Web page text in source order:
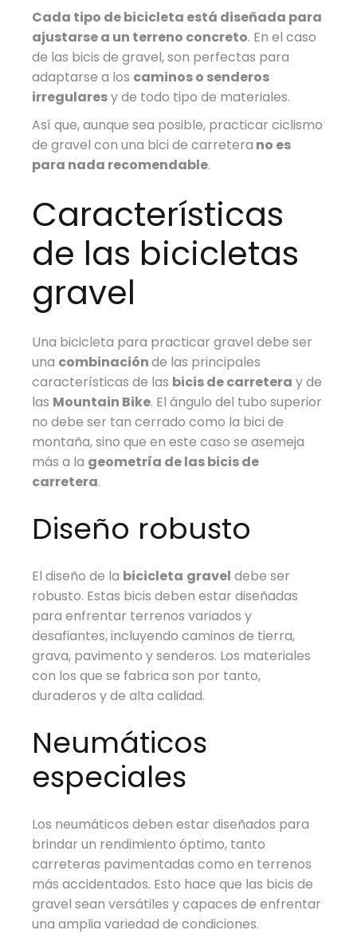
Cada tipo de bicicleta está diseñada para
ajustarse a un terreno concreto. En el caso
de las bicis de gravel, son perfectas para
adaptarse a los caminos o senderos
irregularesy de todo tipo de materiales.
Así que, aunque sea posible, practicar ciclismo
de gravel con una bici de carretera no es
para nada recomendable.
Características
de las bicicletas
gravel
Una bicicleta para practicar gravel debe ser
una combinaciónde las principales
características de las bicis de carretera y de
las Mountain Bike. El ángulo del tubo superior
no debe ser tan cerrado como la bici de
montaña, sino que en este caso se asemeja
más a la geometría de las bicis de
carretera.
Diseño robusto
El diseño de la bicicleta gravel debe ser
robusto. Estas bicis deben estar diseñadas
para enfrentar terrenos variados y
desafiantes, incluyendo caminos de tierra,
grava, pavimento y senderos. Los materiales
con los que se fabrica son por tanto,
duraderos y de alta calidad.
Neumáticos
especiales
Los neumáticos deben estar diseñados para
brindar un rendimiento óptimo, tanto
carreteras pavimentadas como en terrenos
más accidentados. Esto hace que las bicis de
gravel sean versátiles y capaces de enfrentar
una amplia variedad de condiciones.